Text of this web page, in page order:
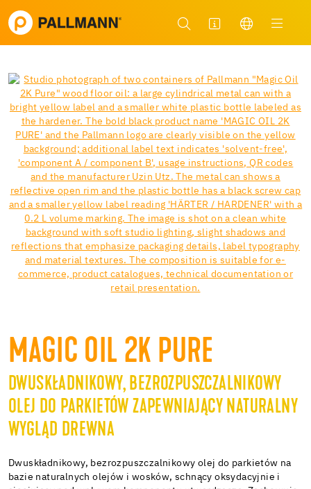
MAGIC OIL 2K PURE
DWUSKŁADNIKOWY, BEZROZPUSZCZALNIKOWY
OLEJ DO PARKIETÓW ZAPEWNIAJĄCY NATURALNY
WYGLĄD DREWNA
Dwuskładnikowy, bezrozpuszczalnikowy olej do parkietów na
bazie naturalnych olejów i wosków, schnący oksydacyjnie i